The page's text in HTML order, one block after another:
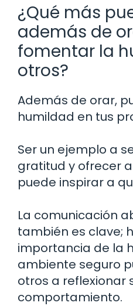
¿Qué más
además de
fomentar la
otros?
Además de orar,
humildad en tus
Ser un ejemplo a
gratitud y ofrecer
puede inspirar a
La comunicación
también es clave;
importancia de la
ambiente seguro
otros a reflexionar
comportamiento.